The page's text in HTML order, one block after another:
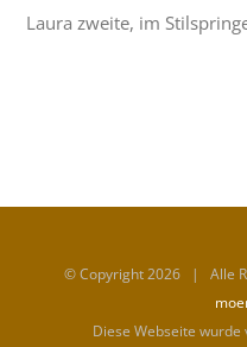
Laura zweite, im
© Copyright2026 | Alle
Diese Webseite wurde